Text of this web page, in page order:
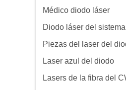
Médico diodo láser
Diodo láser del sistema
Piezas del laser del
Laser azul del diodo
Lasers de la fibra del